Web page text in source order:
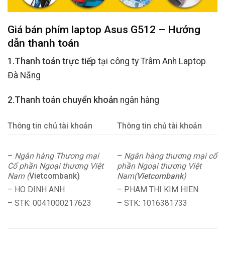
Giá bán phím laptop Asus G512 – Hướng
dẫn thanh toán
1.Thanh toán trực tiếp tại công ty Trâm Anh Laptop
Đà Nẵng
2.Thanh toán chuyển khoản ngân hàng
Thông tin chủ tài khoản Thông tin chủ tài khoản
– Ngân hàng Thương mại
Cổ phần Ngoại thương Việt
Nam (Vietcombank)
– HO DINH ANH
– STK: 0041000217623
– Ngân hàng thương mại cổ
phần Ngoại thương Việt
Nam(Vietcombank)
– PHAM THI KIM HIEN
– STK: 1016381733